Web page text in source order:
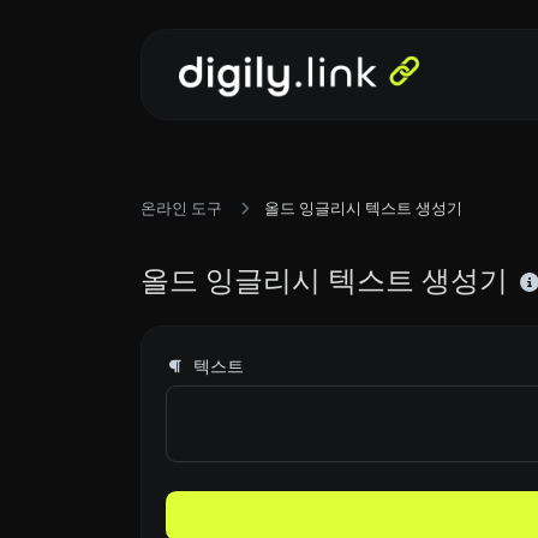
온라인 도구 올드 잉글리시 텍스트 생성기
올드 잉글리시 텍스트 생성기
텍스트